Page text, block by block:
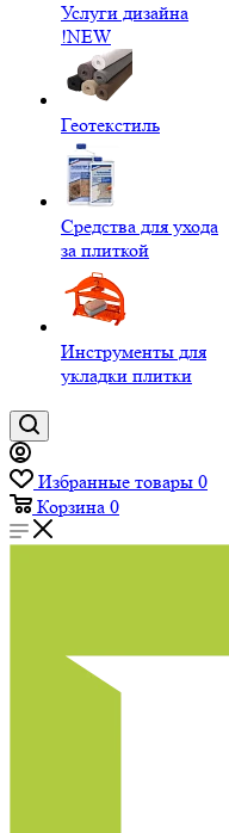
Услуги дизайна
!NEW
Геотекстиль
Средства для ухода
за плиткой
Инструменты для
укладки плитки
Избранные товары 0
Корзина 0